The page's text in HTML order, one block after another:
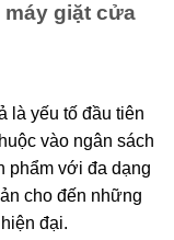
giặt cửa
là yếu tố đầu tiên
vào ngân sách
phẩm với đa dạng
cho đến những
đại.